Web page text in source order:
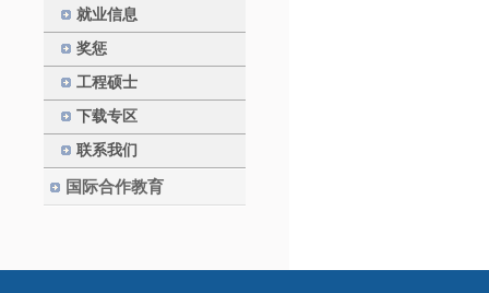
就业信息
奖惩
工程硕士
下载专区
联系我们
国际合作教育